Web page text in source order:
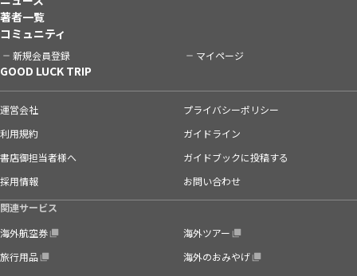
著者一覧
コミュニティ
新規会員登録 マイページ
GOOD LUCK TRIP
運営会社
プライバシーポリシー
利用規約
ガイドライン
書店御担当者様へ
ガイドブックに投稿する
採用情報
お問い合わせ
関連サービス
海外航空券
海外ツアー
旅行用品
海外のおみやげ